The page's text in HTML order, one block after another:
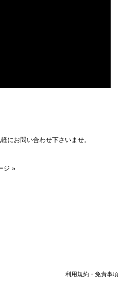
にお問い合わせ下さいませ。
ジ »
利用規約・免責事項